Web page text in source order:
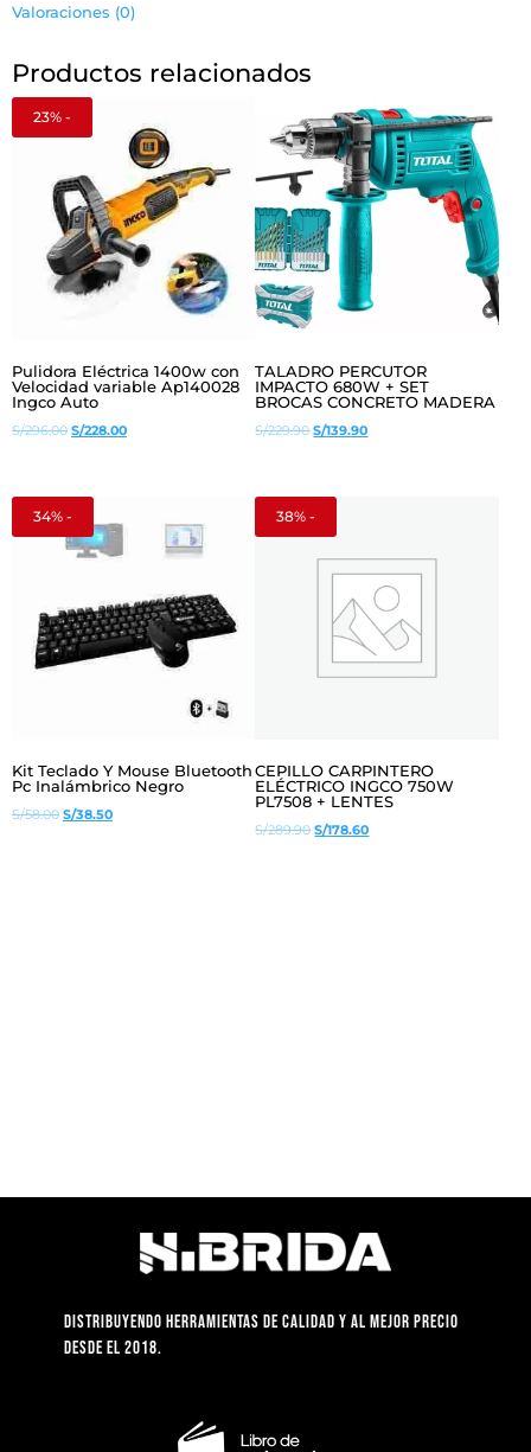
Valoraciones (0)
Productos relacionados
23% -
Pulidora Eléctrica 1400w con
Velocidad variable Ap140028
Ingco Auto
S/296.00 El
S/296.00.
S/228.00El
S/228.00.
TALADRO PERCUTOR
IMPACTO 680W + SET
BROCAS CONCRETO MADERA
S/229.90El
S/229.90.
S/139.90El
34% -
Kit Teclado Y Mouse Bluetooth
Pc Inalámbrico Negro
S/58.00 El
S/38.50El
38% -
CEPILLO CARPINTERO
ELÉCTRICO INGCO 750W
PL7508 + LENTES
S/289.90El
S/178.60El
Distribuyendo herramientas de calidad y al mejor precio
desde el 2018.